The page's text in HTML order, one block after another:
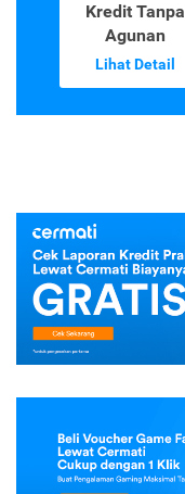
Kredit Tanpa
Agunan
Lihat Detail